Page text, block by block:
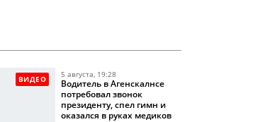
ВИДЕО 5 августа, 19:28
Водитель в Агенскалнсе
потребовал звонок
президенту, спел гимн и
оказался в руках медиков